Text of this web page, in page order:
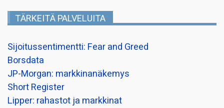
TÄRKEITÄ PALVELUITA
Sijoitussentimentti: Fear and Greed
Borsdata
JP-Morgan: markkinanäkemys
Short Register
Lipper: rahastot ja markkinat